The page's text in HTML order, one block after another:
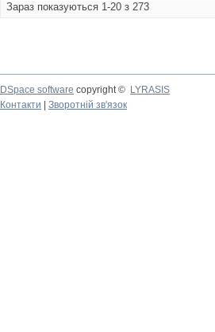
Зараз показуються 1-20 з 273
DSpace software copyright © LYRASIS
Контакти
Зворотній зв'язок